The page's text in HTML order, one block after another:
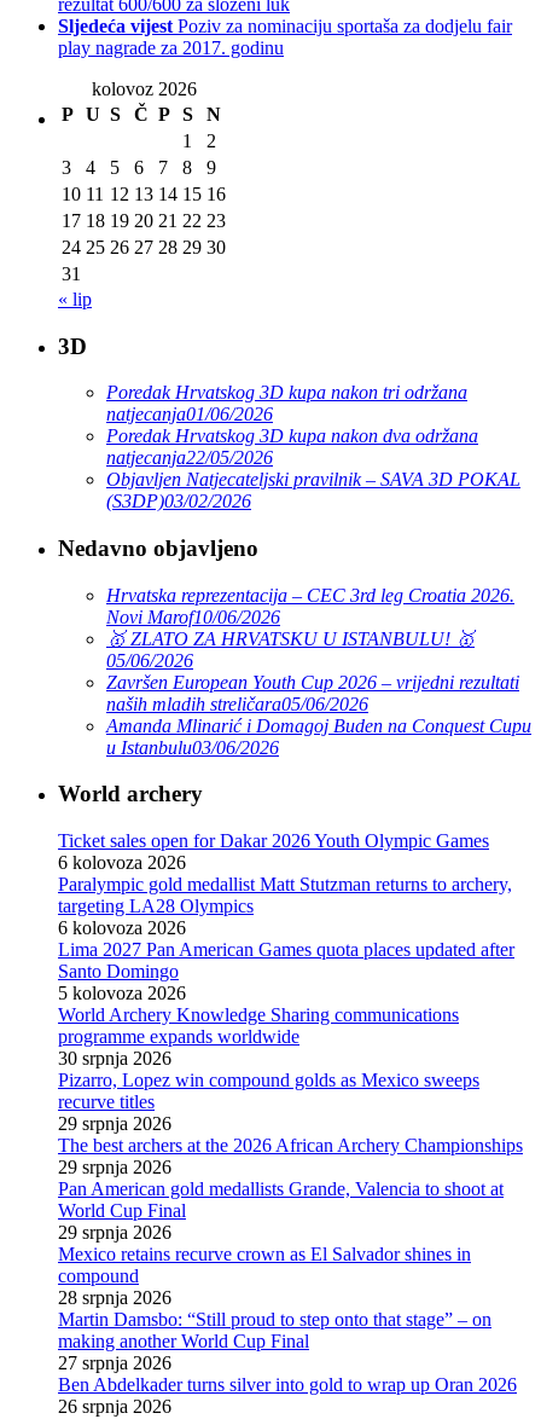
Sljedeća vijest Poziv za nominaciju sportaša za dodjelu fair
play nagrade za 2017. godinu
kolovoz 2026
P U S Č P S
N
1
2
3
4 5 6 7 8
9
10 11 12 13 14 15 16
17 18 19 20 21 22 23
24 25 26 27 28 29 30
31
« lip
3D
Poredak Hrvatskog 3D kupa nakon tri održana
natjecanja01/06/2026
Poredak Hrvatskog 3D kupa nakon dva održana
natjecanja22/05/2026
Objavljen Natjecateljski pravilnik – SAVA 3D POKAL
(S3DP)03/02/2026
Nedavno objavljeno
Hrvatska reprezentacija – CEC 3rd leg Croatia 2026.
Novi Marof10/06/2026
🥇 ZLATO ZA HRVATSKU U ISTANBULU! 🥇
05/06/2026
Završen European Youth Cup 2026 – vrijedni rezultati
naših mladih streličara05/06/2026
Amanda Mlinarić i Domagoj Buden na Conquest Cupu
u Istanbulu03/06/2026
World archery
Ticket sales open for Dakar 2026 Youth Olympic Games
6 kolovoza 2026
Paralympic gold medallist Matt Stutzman returns to archery,
targeting LA28 Olympics
6 kolovoza 2026
Lima 2027 Pan American Games quota places updated after
Santo Domingo
5 kolovoza 2026
World Archery Knowledge Sharing communications
programme expands worldwide
30 srpnja 2026
Pizarro, Lopez win compound golds as Mexico sweeps
recurve titles
29 srpnja 2026
The best archers at the 2026 African Archery Championships
29 srpnja 2026
Pan American gold medallists Grande, Valencia to shoot at
World Cup Final
29 srpnja 2026
Mexico retains recurve crown as El Salvador shines in
compound
28 srpnja 2026
Martin Damsbo: “Still proud to step onto that stage” – on
making another World Cup Final
27 srpnja 2026
Ben Abdelkader turns silver into gold to wrap up Oran 2026
26 srpnja 2026